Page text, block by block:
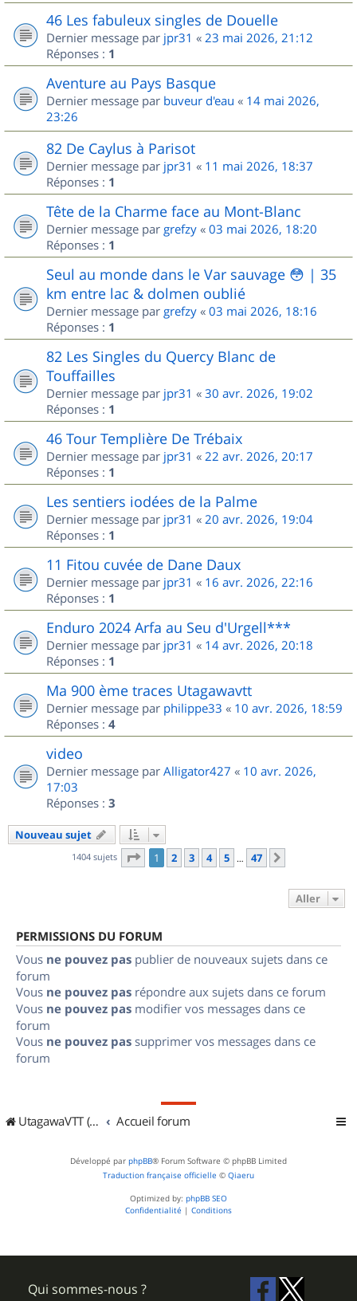
46 Les fabuleux singles de Douelle
Dernier message par jpr31 « 23 mai 2026, 21:12
Réponses : 1
Aventure au Pays Basque
Dernier message par buveur d'eau « 14 mai 2026,
23:26
82 De Caylus à Parisot
Dernier message par jpr31 « 11 mai 2026, 18:37
Réponses : 1
Tête de la Charme face au Mont-Blanc
Dernier message par grefzy « 03 mai 2026, 18:20
Réponses : 1
Seul au monde dans le Var sauvage 😳 | 35
km entre lac & dolmen oublié
Dernier message par grefzy « 03 mai 2026, 18:16
Réponses : 1
82 Les Singles du Quercy Blanc de
Touffailles
Dernier message par jpr31 « 30 avr. 2026, 19:02
Réponses : 1
46 Tour Templière De Trébaix
Dernier message par jpr31 « 22 avr. 2026, 20:17
Réponses : 1
Les sentiers iodées de la Palme
Dernier message par jpr31 « 20 avr. 2026, 19:04
Réponses : 1
11 Fitou cuvée de Dane Daux
Dernier message par jpr31 « 16 avr. 2026, 22:16
Réponses : 1
Enduro 2024 Arfa au Seu d'Urgell***
Dernier message par jpr31 « 14 avr. 2026, 20:18
Réponses : 1
Ma 900 ème traces Utagawavtt
Dernier message par philippe33 « 10 avr. 2026, 18:59
Réponses : 4
video
Dernier message par Alligator427 « 10 avr. 2026,
17:03
Réponses : 3
Nouveau sujet
1404 sujets Page 1sur
1 2 3 4 5 … 47
Aller
PERMISSIONS DU FORUM
Vous ne pouvez pas publier de nouveaux sujets dans ce
forum
Vous ne pouvez pas répondre aux sujets dans ce forum
Vous ne pouvez pas modifier vos messages dans ce
forum
Vous ne pouvez pas supprimer vos messages dans ce
forum
UtagawaVTT (Randos VTT et VTTAE avec traces GPS) Accueil forum
Développé par phpBB® Forum Software © phpBB Limited
Traduction française officielle © Qiaeru
Optimized by: phpBB SEO
Confidentialité | Conditions
Qui sommes-nous ?